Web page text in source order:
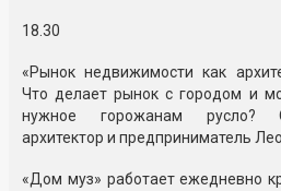
18.30
«Рынок недвижимости как
Что делает рынок с городом и
нужное горожанам русло?
архитектор и предприниматель
«Дом муз» работает ежедневно